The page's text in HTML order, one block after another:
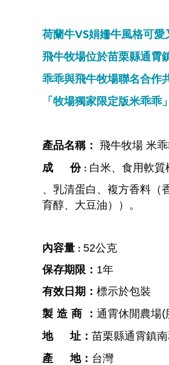
荷蘭牛VS娟姍牛風格可愛
飛牛牧場位於苗栗縣通霄
乖乖與飛牛牧場聯名合作
「牧場獨家限定版米乖乖」
產品名稱：
飛牛牧場 米
成
份： 白米、食用軟
、乳清蛋白 、複方香料（
育醇、大豆油）
）。
內容量 ： 52公克
保存期限： 1年
有效日期： 標示於包裝
製造商
： 通霄休閒農場(
地
址： 苗栗縣通霄鎮
產
地： 台灣